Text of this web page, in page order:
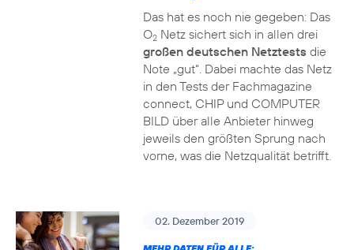
Das hat es noch nie gegeben: Das
O2Netz sichert sich in allen drei
großen deutschen Netztests die
Note „gut“. Dabei machte das Netz
in den Tests der Fachmagazine
connect, CHIP und COMPUTER
BILD über alle Anbieter hinweg
jeweils den größten Sprung nach
vorne, was die Netzqualität betrifft.
02. Dezember 2019